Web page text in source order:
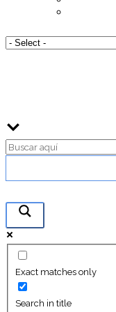
Exact matches only
Search in title